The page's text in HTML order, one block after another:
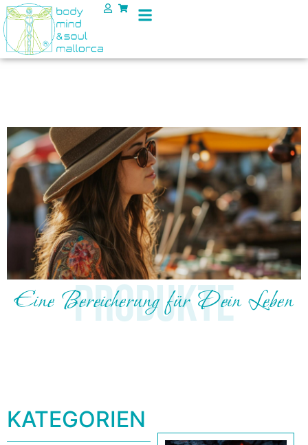
Produkte
Eine Bereicherung für Dein Leben
KATEGORIEN